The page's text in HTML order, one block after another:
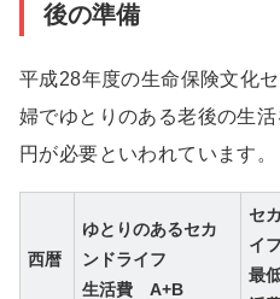
後の準備
平成28年度の生命保険文化
婦でゆとりのある老後の生
円が必要といわれています。
西暦
ゆとりのあるセカ
ンドライフ
生活費 A+B
セ
イ
最